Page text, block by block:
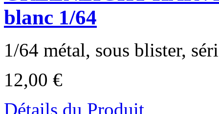
blanc 1/64
1/64 métal, sous blister,
12,00 €
Détails du Produit